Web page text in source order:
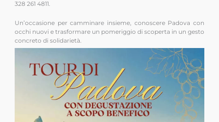
328 261 4811.
Un’occasione per camminare insieme, conoscere Padova con
occhi nuovi e trasformare un pomeriggio di scoperta in un gesto
concreto di solidarietà.